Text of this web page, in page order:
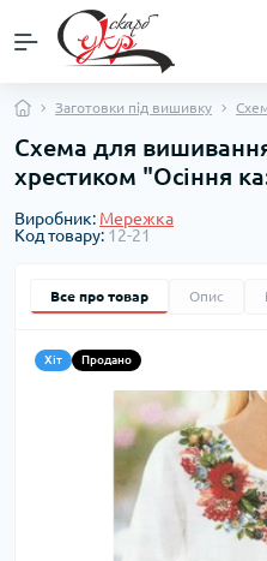
Заготовки під вишивку
Схема для
хрестиком "Осіння
Виробник: Мережка
Код товару: 12-21
Все про товар Опис
Хіт Продано